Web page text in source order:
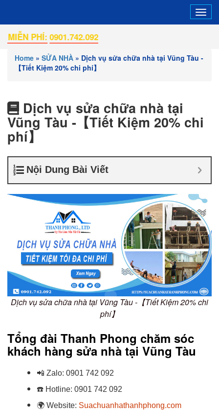
0901.742.092
Home » SỬA NHÀ » Dịch vụ sửa chữa nhà tại Vũng Tàu -
【Tiết Kiệm 20% chi phí】
Dịch vụ sửa chữa nhà tại
Vũng Tàu -【Tiết Kiệm 20% chi
phí】
Nội Dung Bài Viết
Dịch vụ sửa chữa nhà tại Vũng Tàu -【Tiết Kiệm 20% chi
phí】
Tổng đài Thanh Phong chăm sóc
khách hàng sửa nhà tại Vũng Tàu
📲 Zalo: 0901 742 092
☎️ Hotline: 0901 742 092
🌍 Website: Suachuanhathanhphong.com